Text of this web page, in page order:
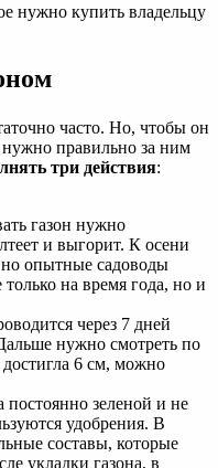
нужно купить владельцу
часто. Но, чтобы он
нужно правильно за ним
три действия:
газон нужно
и выгорит. К осени
опытные садоводы
на время года, но и
через 7 дней
нужно смотреть по
достигла 6 см, можно
постоянно зеленой и не
удобрения. В
составы, которые
укладки газона, в